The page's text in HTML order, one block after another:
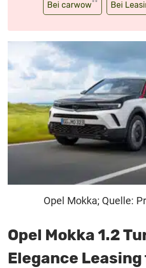
Bei carwow** Bei
Opel Mokka; Quelle:
Opel Mokka 1.2
Elegance